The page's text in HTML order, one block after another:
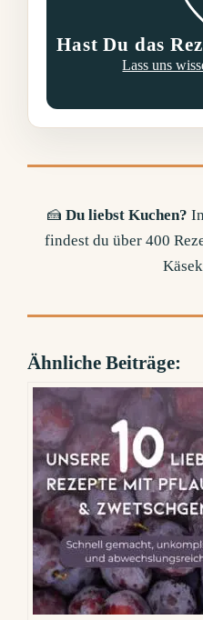
Hast Du das
Lass uns
🍰 Du liebst Kuchen?
findest du über 400
Ähnliche Beiträge: